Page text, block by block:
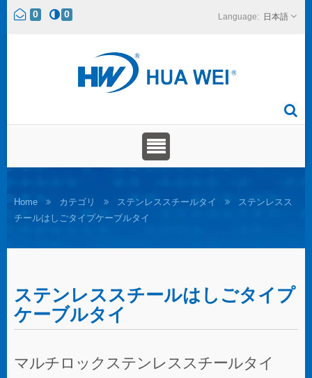
0 0 日本語
Home カテゴリ ステンレススチールタイ
ステンレスス
チールはしごタイプケーブルタイ
ステンレススチールはしごタイプ
ケーブルタイ
マルチロックステンレススチールタイ